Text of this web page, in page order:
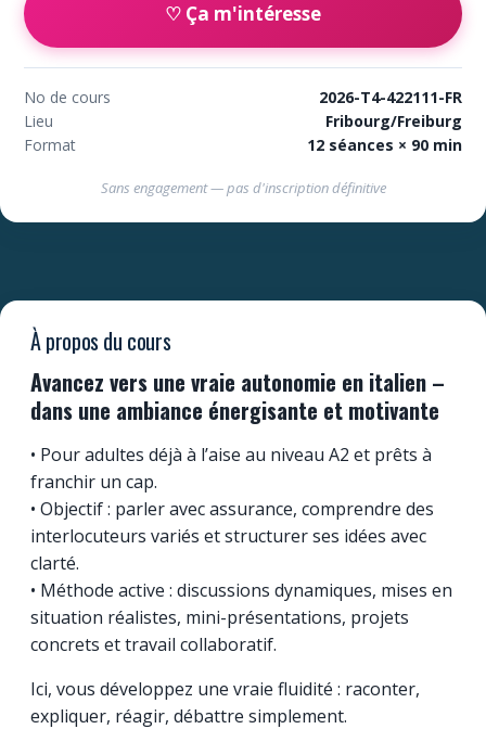
♡ Ça m'intéresse
No de cours
2026-T4-422111-FR
Lieu
Fribourg/Freiburg
Format
12 séances × 90 min
Sans engagement — pas d'inscription définitive
À propos du cours
Avancez vers une vraie autonomie en italien –
dans une ambiance énergisante et motivante
• Pour adultes déjà à l’aise au niveau A2 et prêts à
franchir un cap.
• Objectif : parler avec assurance, comprendre des
interlocuteurs variés et structurer ses idées avec
clarté.
• Méthode active : discussions dynamiques, mises en
situation réalistes, mini-présentations, projets
concrets et travail collaboratif.
Ici, vous développez une vraie fluidité : raconter,
expliquer, réagir, débattre simplement.